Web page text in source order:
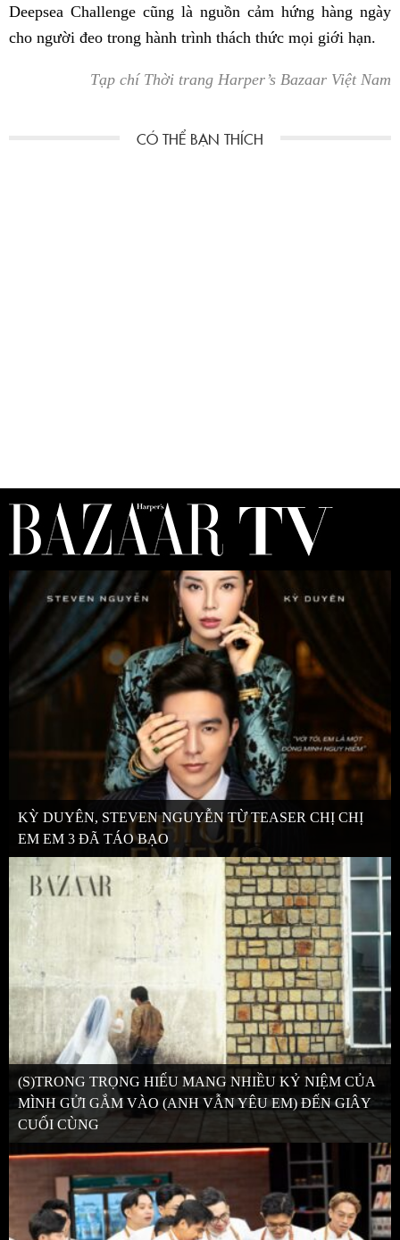
Deepsea Challenge cũng là nguồn cảm hứng hàng ngày
cho người đeo trong hành trình thách thức mọi giới hạn.
Tạp chí Thời trang Harper’s Bazaar Việt Nam
KỲ DUYÊN, STEVEN NGUYỄN TỪ TEASER CHỊ CHỊ
EM EM 3 ĐÃ TÁO BẠO
(S)TRONG TRỌNG HIẾU MANG NHIỀU KỶ NIỆM CỦA
MÌNH GỬI GẮM VÀO (ANH VẪN YÊU EM) ĐẾN GIÂY
CUỐI CÙNG